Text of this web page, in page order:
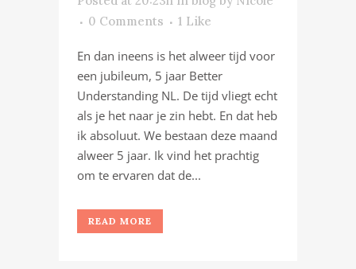
0 Comments
1 Like
En dan ineens is het alweer tijd voor
een jubileum, 5 jaar Better
Understanding NL. De tijd vliegt echt
als je het naar je zin hebt. En dat heb
ik absoluut. We bestaan deze maand
alweer 5 jaar. Ik vind het prachtig
om te ervaren dat de...
READ MORE